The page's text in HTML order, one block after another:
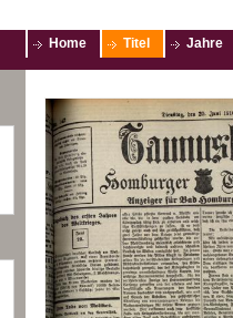
Home Titel Jahre